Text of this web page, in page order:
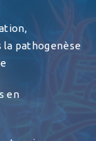
la pathogenèse
en